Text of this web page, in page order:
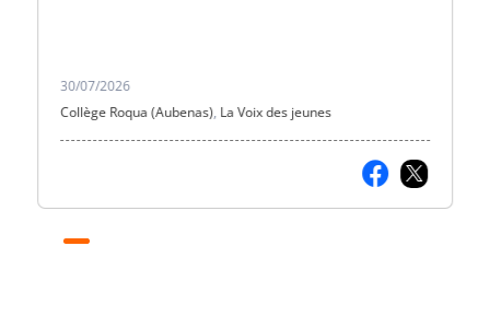
30/07/2026
Collège Roqua (Aubenas), La Voix des jeunes